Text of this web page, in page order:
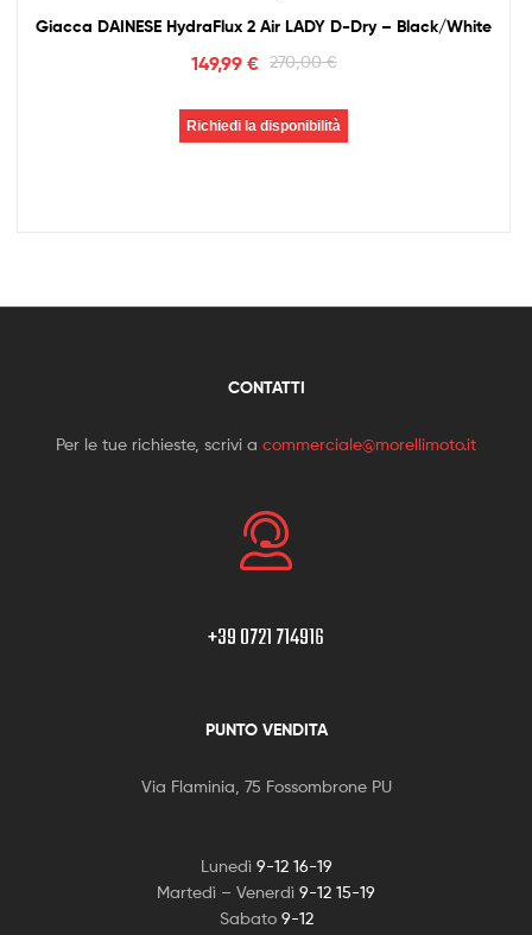
Giacca DAINESE HydraFlux 2 Air LADY D-Dry – Black/White
270,00€
149,99 €
Richiedi la disponibilità
CONTATTI
Per le tue richieste, scrivi a commerciale@morellimoto.it
+39 0721 714916
PUNTO VENDITA
Via Flaminia, 75 Fossombrone PU
Lunedì 9-12 16-19
Martedì – Venerdì 9-12 15-19
Sabato 9-12